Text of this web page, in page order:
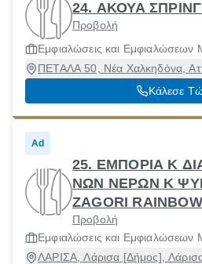
24. ΑΚΟΥΑ
Προβολή
Εμφιαλώσεις και Εμφιαλώσεων
ΠΕΤΑΛΑ 50, Νέα Χαλκηδόνα,
Κάλεσε
Ad
25. ΕΜΠΟΡΙΑ Κ
ΝΩΝ ΝΕΡΩΝ Κ
ZAGORI
Προβολή
Εμφιαλώσεις και Εμφιαλώσεων
ΛΑΡΙΣΑ, Λάρισα [Δήμος],